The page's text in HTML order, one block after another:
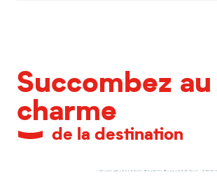
Succombez au
charme
de la destination
Le Palais des Beaux-Arts